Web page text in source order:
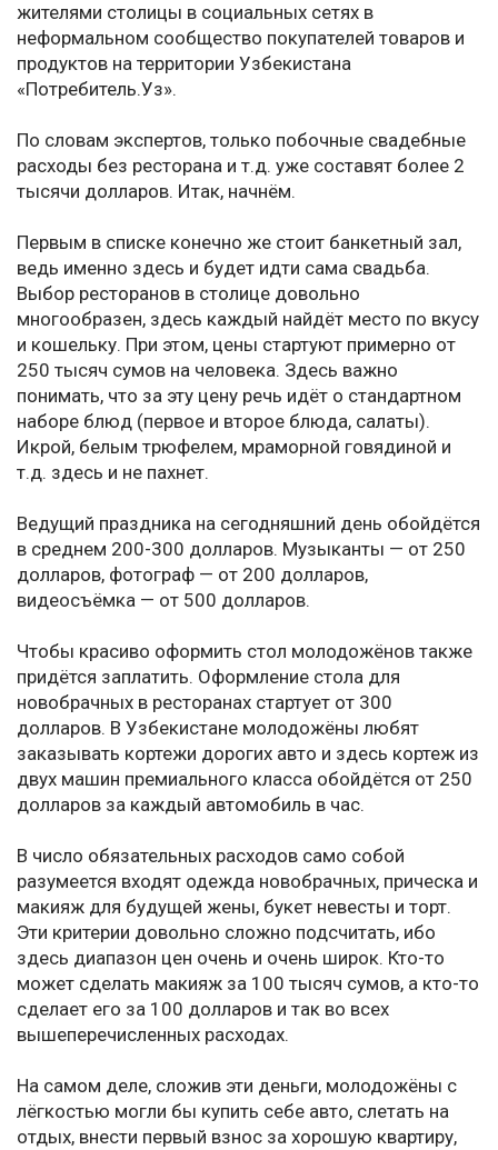
жителями столицы в социальных сетях в
неформальном сообщество покупателей товаров и
продуктов на территории Узбекистана
«Потребитель.Уз».
По словам экспертов, только побочные свадебные
расходы без ресторана и т.д. уже составят более 2
тысячи долларов. Итак, начнём.
Первым в списке конечно же стоит банкетный зал,
ведь именно здесь и будет идти сама свадьба.
Выбор ресторанов в столице довольно
многообразен, здесь каждый найдёт место по вкусу
и кошельку. При этом, цены стартуют примерно от
250 тысяч сумов на человека. Здесь важно
понимать, что за эту цену речь идёт о стандартном
наборе блюд (первое и второе блюда, салаты).
Икрой, белым трюфелем, мраморной говядиной и
т.д. здесь и не пахнет.
Ведущий праздника на сегодняшний день обойдётся
в среднем 200-300 долларов. Музыканты — от 250
долларов, фотограф — от 200 долларов,
видеосъёмка — от 500 долларов.
Чтобы красиво оформить стол молодожёнов также
придётся заплатить. Оформление стола для
новобрачных в ресторанах стартует от 300
долларов. В Узбекистане молодожёны любят
заказывать кортежи дорогих авто и здесь кортеж из
двух машин премиального класса обойдётся от 250
долларов за каждый автомобиль в час.
В число обязательных расходов само собой
разумеется входят одежда новобрачных, прическа и
макияж для будущей жены, букет невесты и торт.
Эти критерии довольно сложно подсчитать, ибо
здесь диапазон цен очень и очень широк. Кто-то
может сделать макияж за 100 тысяч сумов, а кто-то
сделает его за 100 долларов и так во всех
вышеперечисленных расходах.
На самом деле, сложив эти деньги, молодожёны с
лёгкостью могли бы купить себе авто, слетать на
отдых, внести первый взнос за хорошую квартиру,